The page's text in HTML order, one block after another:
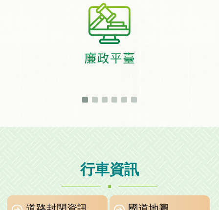
行車資訊
.